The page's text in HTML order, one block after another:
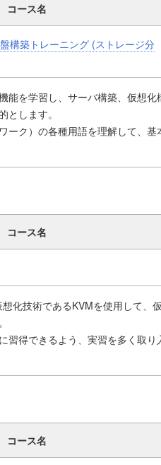
コース名
構築トレーニング (ストレージ分
能を学習し、サーバ構築、仮想
とします。
ーク）の各種用語を理解して、
す。
やiSCSIの概念・機能・メリ
コース名
化技術であるKVMを使用して、
習得できるよう、実習を多く取
コース名